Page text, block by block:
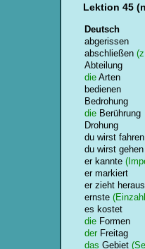
Lektion 45
Deutsch
abgerissen
abschließen
Abteilung
die Arten
bedienen
Bedrohung
die Berührung
Drohung
du wirst fahren
du wirst gehen
er kannte
er markiert
er zieht heraus
ernste
es kostet
die Formen
der Freitag
das Gebiet